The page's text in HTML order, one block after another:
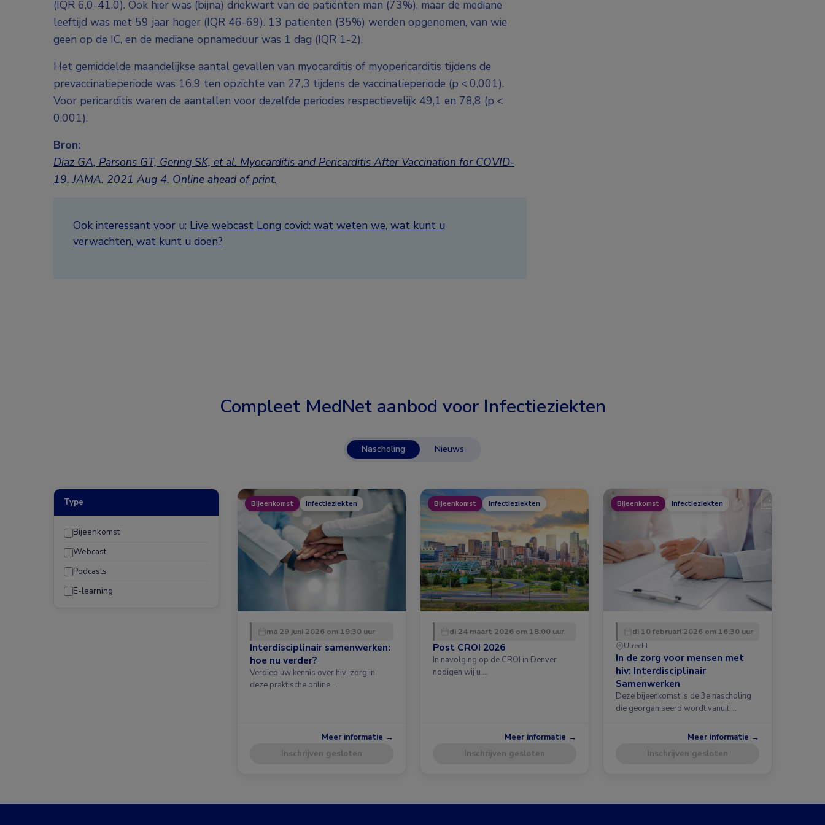
(IQR 6,0-41,0). Ook hier was (bijna) driekwart van de patiënten man (73%), maar de mediane
leeftijd was met 59 jaar hoger (IQR 46-69). 13 patiënten (35%) werden opgenomen, van wie
geen op de IC, en de mediane opnameduur was 1 dag (IQR 1-2).
Het gemiddelde maandelijkse aantal gevallen van myocarditis of myopericarditis tijdens de
prevaccinatieperiode was 16,9 ten opzichte van 27,3 tijdens de vaccinatieperiode (p < 0,001).
Voor pericarditis waren de aantallen voor dezelfde periodes respectievelijk 49,1 en 78,8 (p <
0.001).
Bron:
Diaz GA, Parsons GT, Gering SK, et al. Myocarditis and Pericarditis After Vaccination for COVID-
19. JAMA. 2021 Aug 4. Online ahead of print.
Ook interessant voor u: Live webcast Long covid: wat weten we, wat kunt u
verwachten, wat kunt u doen?
Compleet MedNet aanbod voor Infectieziekten
Nascholing Nieuws
Type
Bijeenkomst
Webcast
Podcasts
E-learning
Bijeenkomst Infectieziekten
ma 29 juni 2026 om 19:30 uur
Interdisciplinair samenwerken:
hoe nu verder?
Verdiep uw kennis over hiv-zorg in
deze praktische online …
Meer informatie →
Inschrijven gesloten
Bijeenkomst Infectieziekten
di 24 maart 2026 om 18:00 uur
Post CROI 2026
In navolging op de CROI in Denver
nodigen wij u …
Meer informatie →
Inschrijven gesloten
Bijeenkomst Infectieziekten
di 10 februari 2026 om 16:30 uur
Utrecht
In de zorg voor mensen met
hiv: Interdisciplinair
Samenwerken
Deze bijeenkomst is de 3e nascholing
die georganiseerd wordt vanuit …
Meer informatie →
Inschrijven gesloten